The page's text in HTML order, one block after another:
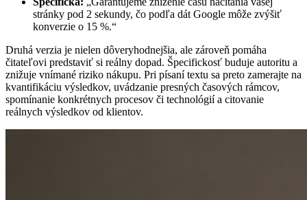
stránky pod 2 sekundy, čo podľa dát Google môže zvýšiť
konverzie o 15 %.“
Druhá verzia je nielen dôveryhodnejšia, ale zároveň pomáha
čitateľovi predstaviť si reálny dopad. Špecifickosť buduje autoritu a
znižuje vnímané riziko nákupu. Pri písaní textu sa preto zamerajte na
kvantifikáciu výsledkov, uvádzanie presných časových rámcov,
spomínanie konkrétnych procesov či technológií a citovanie
reálnych výsledkov od klientov.